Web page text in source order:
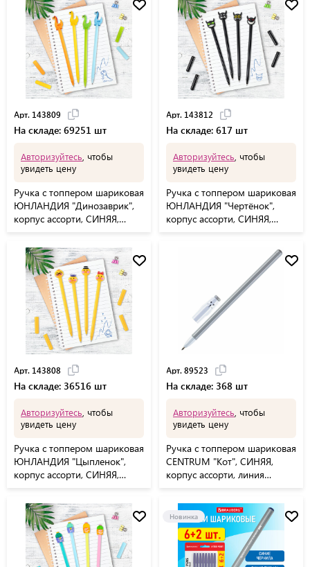
Арт. 143809
На складе: 69251 шт
Авторизуйтесь , чтобы
увидеть цену
Ручка с топпером шариковая
ЮНЛАНДИЯ "Динозаврик",
корпус ассорти, СИНЯЯ,
143809
Арт. 143812
На складе: 617 шт
Авторизуйтесь , чтобы
увидеть цену
Ручка с топпером шариковая
ЮНЛАНДИЯ "Чертёнок",
корпус ассорти, СИНЯЯ,
Арт. 143808
На складе: 36516 шт
Авторизуйтесь , чтобы
увидеть цену
Ручка с топпером шариковая
ЮНЛАНДИЯ "Цыпленок",
корпус ассорти, СИНЯЯ,
143808
Арт. 89523
На складе: 368 шт
Авторизуйтесь , чтобы
увидеть цену
Ручка с топпером шариковая
CENTRUM "Кот", СИНЯЯ,
корпус ассорти, линия
89523
Новинка